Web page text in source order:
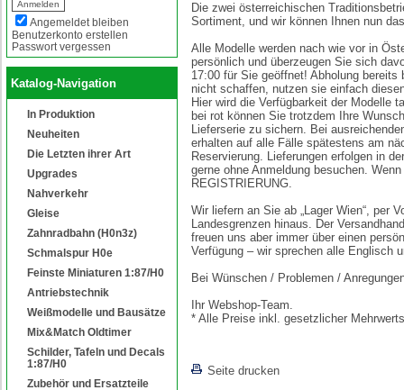
Angemeldet bleiben
Benutzerkonto erstellen
Passwort vergessen
Katalog-Navigation
In Produktion
Neuheiten
Die Letzten ihrer Art
Upgrades
Nahverkehr
Gleise
Zahnradbahn (H0n3z)
Schmalspur H0e
Feinste Miniaturen 1:87/H0
Antriebstechnik
Weißmodelle und Bausätze
Mix&Match Oldtimer
Schilder, Tafeln und Decals
1:87/H0
Zubehör und Ersatzteile
Die zwei österreichischen
Sortiment, und wir können Ihnen nun
Alle Modelle werden nach wie vor in
persönlich und überzeugen Sie sich
17:00 für Sie geöffnet! Abholung
nicht schaffen, nutzen sie einfach
Hier wird die Verfügbarkeit der Modelle
bei rot können Sie trotzdem Ihre
Lieferserie zu sichern. Bei
erhalten auf alle Fälle spätestens am
Reservierung. Lieferungen erfolgen in
gerne ohne Anmeldung besuchen.
REGISTRIERUNG.
Wir liefern an Sie ab „Lager Wien“, per
Landesgrenzen hinaus. Der
freuen uns aber immer über einen
Verfügung – wir sprechen alle Englisch
Bei Wünschen / Problemen /
Ihr Webshop-Team.
* Alle Preise inkl. gesetzlicher
Seite drucken